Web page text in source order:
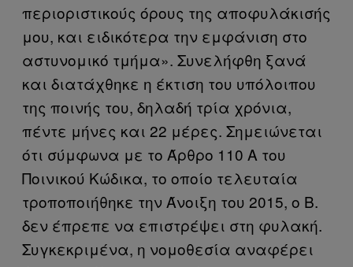
περιοριστικούς όρους της αποφυλάκισής
μου, και ειδικότερα την εμφάνιση στο
αστυνομικό τμήμα». Συνελήφθη ξανά
και διατάχθηκε η έκτιση του υπόλοιπου
της ποινής του, δηλαδή τρία χρόνια,
πέντε μήνες και 22 μέρες. Σημειώνεται
ότι σύμφωνα με το Άρθρο 110 Α του
Ποινικού Κώδικα, το οποίο τελευταία
τροποποιήθηκε την Άνοιξη του 2015, ο B.
δεν έπρεπε να επιστρέψει στη φυλακή.
Συγκεκριμένα, η νομοθεσία αναφέρει